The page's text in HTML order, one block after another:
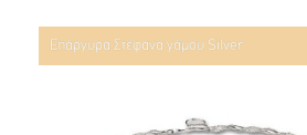
Επάργυρα Στέφανα γάμου Silver